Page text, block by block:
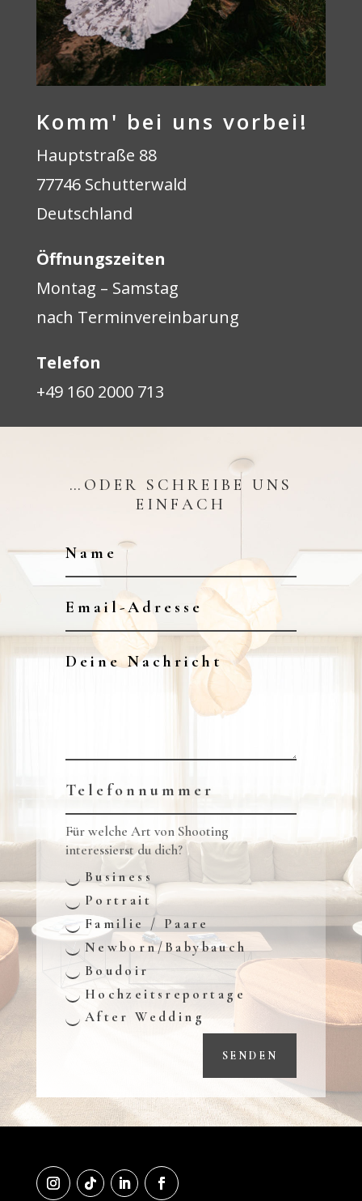
Komm' bei uns vorbei!
Hauptstraße 88
77746 Schutterwald
Deutschland
Öffnungszeiten
Montag – Samstag
nach Terminvereinbarung
Telefon
+49 160 2000 713
…ODER SCHREIBE UNS
EINFACH
Für welche Art von Shooting
interessierst du dich?
Business
Portrait
Familie / Paare
Newborn/Babybauch
Boudoir
Hochzeitsreportage
After Wedding
SENDEN